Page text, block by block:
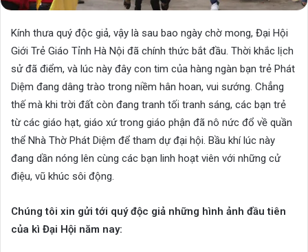
Kính thưa quý độc giả, vậy là sau bao ngày chờ mong, Đại Hội
Giới Trẻ Giáo Tỉnh Hà Nội đã chính thức bắt đầu. Thời khắc lịch
sử đã điểm, và lúc này đây con tim của hàng ngàn bạn trẻ Phát
Diệm đang dâng trào trong niềm hân hoan, vui sướng. Chẳng
thế mà khi trời đất còn đang tranh tối tranh sáng, các bạn trẻ
từ các giáo hạt, giáo xứ trong giáo phận đã nô nức đổ về quần
thể Nhà Thờ Phát Diệm để tham dự đại hội. Bầu khí lúc này
đang dần nóng lên cùng các bạn linh hoạt viên với những cử
điệu, vũ khúc sôi động.
Chúng tôi xin gửi tới quý độc giả những hình ảnh đầu tiên
của kì Đại Hội năm nay: